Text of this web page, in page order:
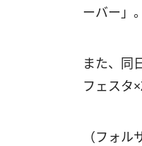
ーバー」。
また、同
フェスタ
（フォル